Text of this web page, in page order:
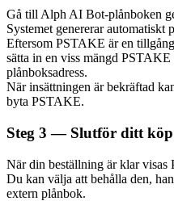
Lär dig Staking
Lär dig mer om att tjäna
Bitrue
AI
Gå till Alph AI Bot-plånboken
Systemet genererar automatiskt
Eftersom PSTAKE är en
sätta in en viss mängd
plånboksadress.
När insättningen är bekräftad
byta PSTAKE.
Steg 3 — Slutför ditt
När din beställning är klar
Du kan välja att behålla den,
extern plånbok.